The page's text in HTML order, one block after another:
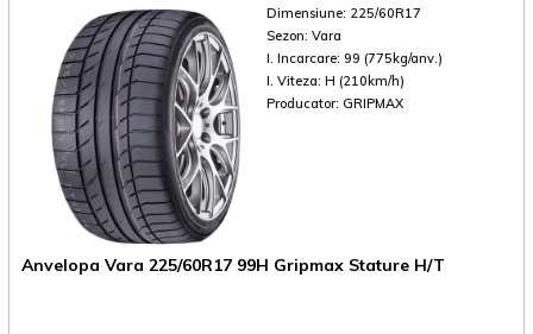
Dimensiune: 225/60R17
Sezon: Vara
I. Incarcare: 99 (775kg/anv.)
I. Viteza: H (210km/h)
Producator: GRIPMAX
Anvelopa Vara 225/60R17 99H Gripmax Stature H/T